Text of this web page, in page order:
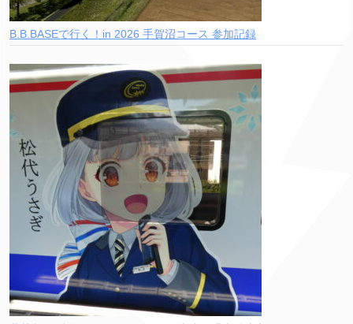
B.B.BASEで行く！in 2026 手賀沼コース 参加記録